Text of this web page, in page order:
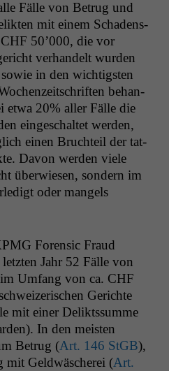
Fälle von Betrug und
mit einem Schadens­
CHF 50’000, die vor
ver­han­delt wur­den
in den wichtig­sten
behan­
etwa 20% aller Fälle die
eingeschal­tet wer­den,
einen Bruchteil der tat­
Davon wer­den viele
über­wiesen, son­dern im
oder man­gels
Foren­sic Fraud
Jahr 52 Fälle von
Umfang von ca. CHF
Gerichte
mit ein­er Delik­tssumme
In den meis­ten
Betrug (Art. 146 StGB),
mit Geld­wäscherei (Art.